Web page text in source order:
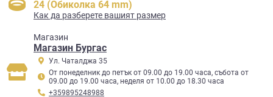
24 (Обиколка 64 mm)
Как да разберете вашият размер
Mагазин
Магазин Бургас
Ул. Чаталджа 35
От понеделник до петък от 09.00 до 19.00 часа, събота от
09.00 до 19.00 часа, неделя от 10.00 до 18.30 часа
+359895248988